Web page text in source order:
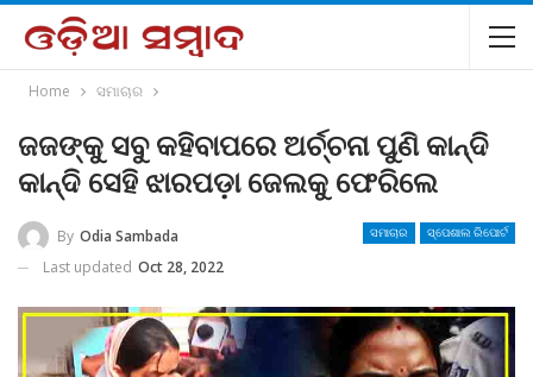
Home ସମାଚାର
ଜଜଙ୍କୁ ସବୁ କହିବାପରେ ଅର୍ଚ୍ଚନା ପୁଣି କାନ୍ଦି
କାନ୍ଦି ସେହି ଝାରପଡ଼ା ଜେଲକୁ ଫେରିଲେ
ସମାଚାର ସ୍ପେଶାଲ ରିପୋର୍ଟ
By Odia Sambada
Last updated Oct 28, 2022